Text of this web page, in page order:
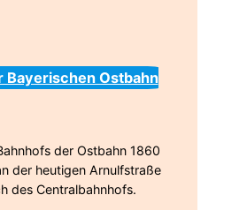
Bayerischen Ostbahn
der Ostbahn 1860
der heutigen Arnulfstraße
des Centralbahnhofs.